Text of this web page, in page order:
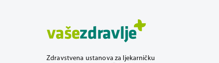
Zdravstvena ustanova za ljekarničku